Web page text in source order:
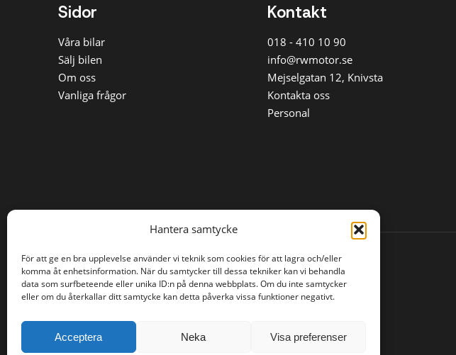
Hantera samtycke
För att ge en bra upplevelse använder vi teknik som cookies för att lagra och/eller
komma åt enhetsinformation. När du samtycker till dessa tekniker kan vi behandla
data som surfbeteende eller unika ID:n på denna webbplats. Om du inte samtycker
eller om du återkallar ditt samtycke kan detta påverka vissa funktioner negativt.
Acceptera Neka Visa preferenser
Sidor
Våra bilar
Sälj bilen
Om oss
Vanliga frågor
Kontakt
018 - 410 10 90
info@rwmotor.se
Mejselgatan 12, Knivsta
Kontakta oss
Personal
©2026 RW Motor AB. Alla rättigheter reserverade.